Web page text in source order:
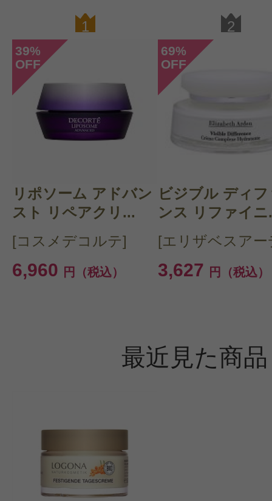
1
39%
OFF
リポソーム アドバン
スト リペアクリ...
[コスメデコルテ]
6,960 円（税込）
2
69%
OFF
ビジブル ディ
ンス リファイニ
[エリザベスアー
3,627 円（税込）
最近見た商品